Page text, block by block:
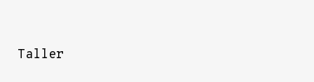
Taller